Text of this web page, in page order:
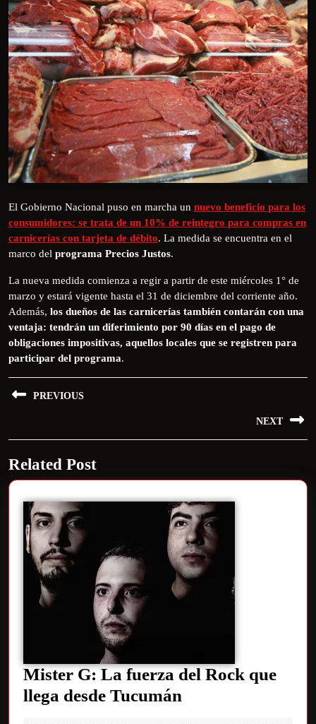
El Gobierno Nacional puso en marcha un nuevo beneficio para los
consumidores: se trata de un 10% de reintegro para compras en
carnicerías con tarjeta de débito. La medida se encuentra en el
marco del programa Precios Justos.
La nueva medida comienza a regir a partir de este miércoles 1° de
marzo y estará vigente hasta el 31 de diciembre del corriente año.
Además, los dueños de las carnicerías también contarán con una
ventaja: tendrán un diferimiento por 90 días en el pago de
obligaciones impositivas, aquellos locales que se registren para
participar del programa.
PREVIOUS
NEXT
Related Post
Mister G: La fuerza del Rock que
llega desde Tucumán